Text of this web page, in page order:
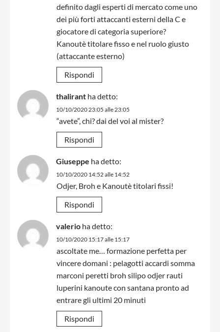
definito dagli esperti di mercato come uno
dei più forti attaccanti esterni della C e
giocatore di categoria superiore?
Kanoutè titolare fisso e nel ruolo giusto
(attaccante esterno)
Rispondi
thalirant ha detto:
10/10/2020 23:05 alle 23:05
“avete”, chi? dai del voi al mister?
Rispondi
Giuseppe ha detto:
10/10/2020 14:52 alle 14:52
Odjer, Broh e Kanoutè titolari fissi!
Rispondi
valerio ha detto:
10/10/2020 15:17 alle 15:17
ascoltate me… formazione perfetta per
vincere domani : pelagotti accardi somma
marconi peretti broh silipo odjer rauti
luperini kanoute con santana pronto ad
entrare gli ultimi 20 minuti
Rispondi